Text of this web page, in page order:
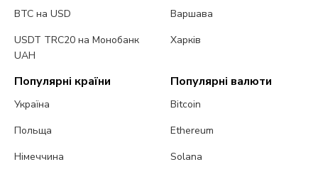
BTC на USD
USDT TRC20 на Монобанк
UAH
Варшава
Харків
Популярні країни
Україна
Польща
Німеччина
Популярні валюти
Bitcoin
Ethereum
Solana